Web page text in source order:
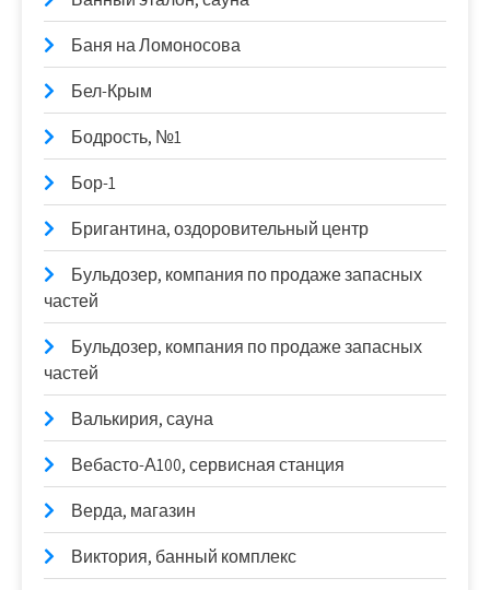
Баня на Ломоносова
Бел-Крым
Бодрость, №1
Бор-1
Бригантина, оздоровительный центр
Бульдозер, компания по продаже запасных
частей
Бульдозер, компания по продаже запасных
частей
Валькирия, сауна
Вебасто-А100, сервисная станция
Верда, магазин
Виктория, банный комплекс